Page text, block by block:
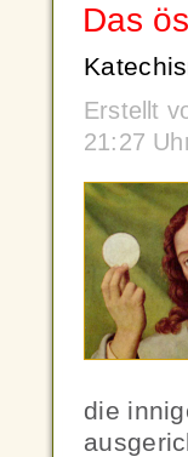
Das
Erstellt
21:27
die